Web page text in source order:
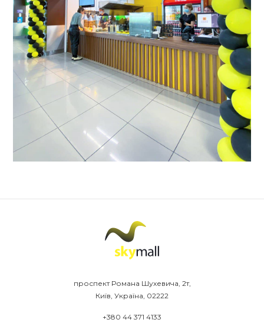
проспект Романа Шухевича, 2т,
Київ, Україна, 02222
+380 44 371 4133